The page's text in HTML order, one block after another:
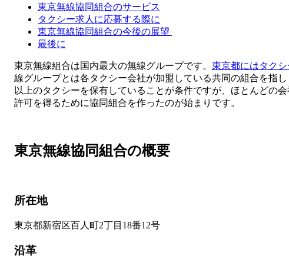
東京無線協同組合のサービス
タクシー求人に応募する際に
東京無線協同組合の今後の展望
最後に
東京無線組合は国内最大の無線グループです。 東京都にはタクシ
線グループとは各タクシー会社が加盟している共同の組合を指
以上のタクシーを保有していることが条件ですが、ほとんどの
許可を得るために協同組合を作ったのが始まりです。
東京無線協同組合の概要
所在地
東京都新宿区百人町2丁目18番12号
沿革